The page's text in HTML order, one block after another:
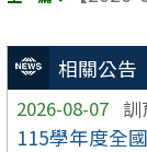
相關公告
2026-08-07 訓
115學年度全